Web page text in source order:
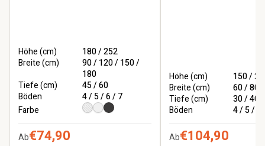
Höhe (cm)
180 / 252
Breite (cm)
90 / 120 / 150 /
180
Tiefe (cm)
45 / 60
Böden
4 / 5 / 6 / 7
Farbe
Ab€74,90
Höhe (cm)
150 /
Breite (cm)
60 / 80
Tiefe (cm)
30 / 40
Böden
4 / 5 / 6
Ab€104,90